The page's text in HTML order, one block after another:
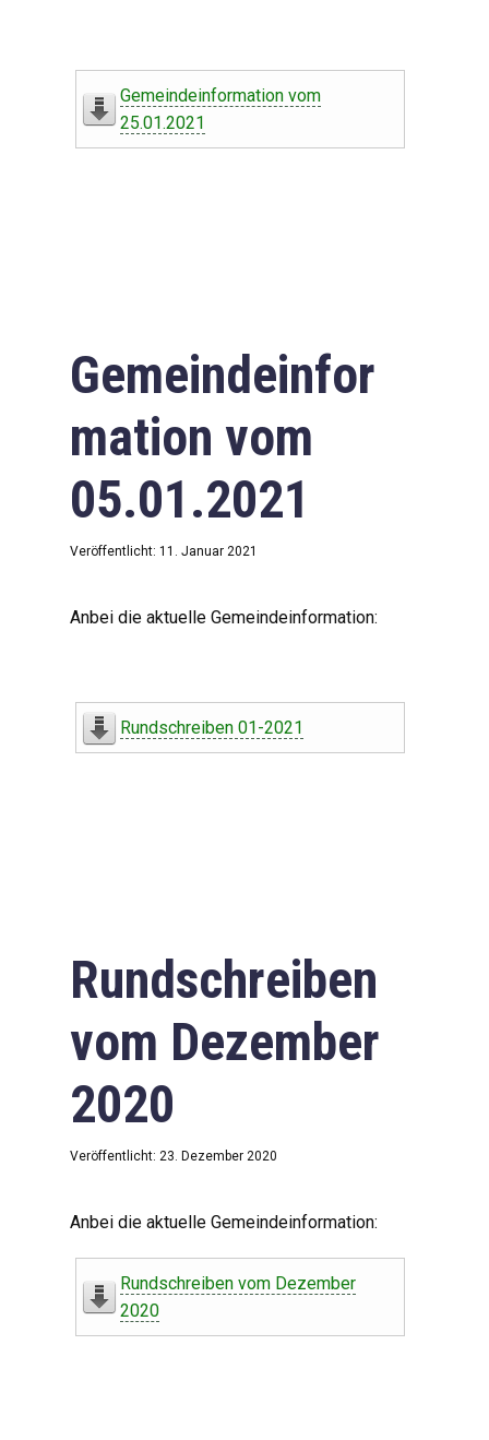
Gemeindeinformation vom
25.01.2021
Gemeindeinfor
mation vom
05.01.2021
Veröffentlicht: 11. Januar 2021
Anbei die aktuelle Gemeindeinformation:
Rundschreiben 01-2021
Rundschreiben
vom Dezember
2020
Veröffentlicht: 23. Dezember 2020
Anbei die aktuelle Gemeindeinformation:
Rundschreiben vom Dezember
2020